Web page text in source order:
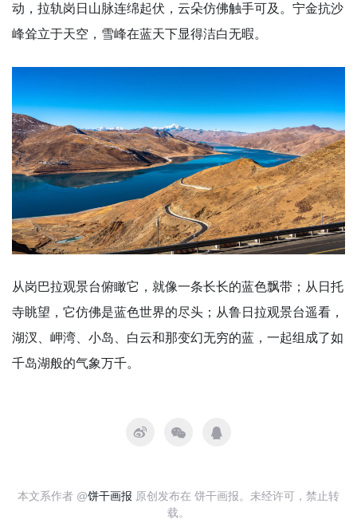
动，拉轨岗日山脉连绵起伏，云朵仿佛触手可及。宁金抗沙
峰耸立于天空，雪峰在蓝天下显得洁白无暇。
从岗巴拉观景台俯瞰它，就像一条长长的蓝色飘带；从日托
寺眺望，它仿佛是蓝色世界的尽头；从鲁日拉观景台遥看，
湖汊、岬湾、小岛、白云和那变幻无穷的蓝，一起组成了如
千岛湖般的气象万千。
本文系作者 @饼干画报 原创发布在 饼干画报。未经许可，禁止转
载。